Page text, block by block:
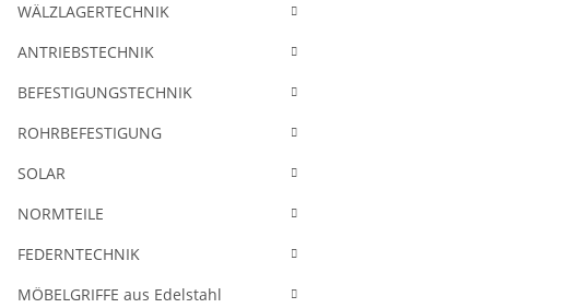
WÄLZLAGERTECHNIK
ANTRIEBSTECHNIK
BEFESTIGUNGSTECHNIK
ROHRBEFESTIGUNG
SOLAR
NORMTEILE
FEDERNTECHNIK
MÖBELGRIFFE aus Edelstahl